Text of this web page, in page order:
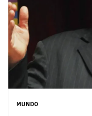
MUNDO